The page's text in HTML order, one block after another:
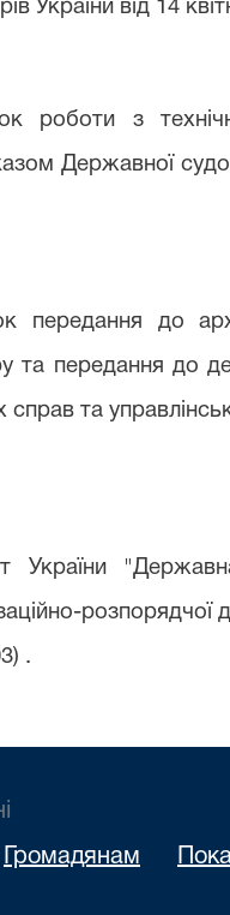
України від 14
роботи з
Державної
передання до
та передання до
справ та
України
.
Громадянам